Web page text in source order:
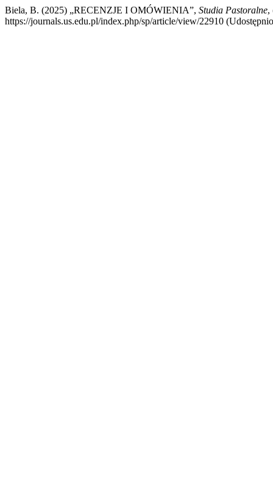
Biela, B. (2025) „RECENZJE I OMÓWIENIA”, Studia Pastoralne,
https://journals.us.edu.pl/index.php/sp/article/view/22910